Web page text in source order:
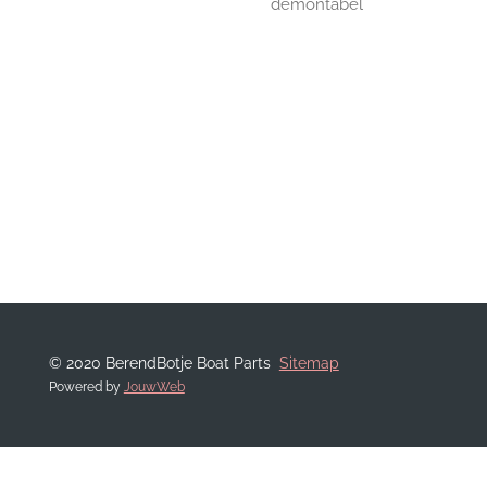
demontabel
© 2020 BerendBotje Boat Parts Sitemap
Powered by JouwWeb